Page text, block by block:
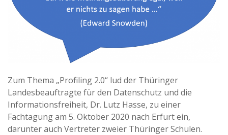
Zum Thema „Profiling 2.0“ lud der Thüringer
Landesbeauftragte für den Datenschutz und die
Informationsfreiheit, Dr. Lutz Hasse, zu einer
Fachtagung am 5. Oktober 2020 nach Erfurt ein,
darunter auch Vertreter zweier Thüringer Schulen.